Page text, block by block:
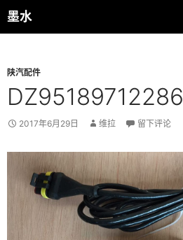
跳
至
墨水
搜
索
陕汽配件
DZ95189712286
2017年6月29日 维拉 留下评论